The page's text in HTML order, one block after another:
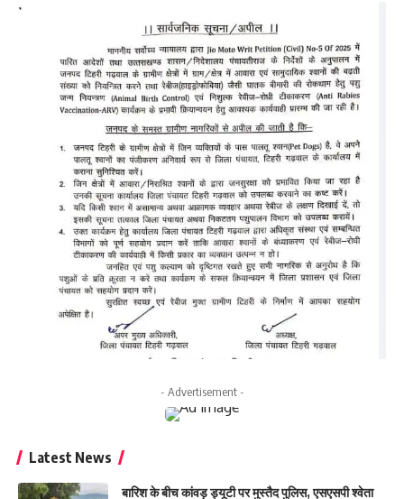
- Advertisement -
Latest News
बारिश के बीच कांवड़ ड्यूटी पर मुस्तैद पुलिस, एसएसपी श्वेता